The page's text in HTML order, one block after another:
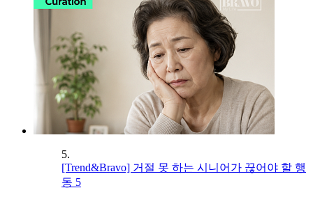
5.
[Trend&Bravo] 거절 못 하는 시니어가 끊어야 할 행
동 5